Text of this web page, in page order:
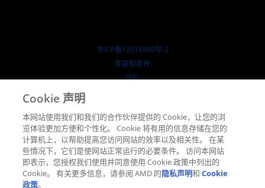
京ICP备12018899号-2
​条款和条件
隐私
公开公平竞争
英国税收策略
Cookie 政策
Cookie 设置
Cookie 声明
本网站使用我们和我们的合作伙伴提供的 Cookie，让您的浏
览体验更加方便和个性化。 Cookie 将有用的信息存储在您的
计算机上，以帮助提高您访问网站的效率以及相关性。 在某
些情况下，它们是使网站正常运行的必要条件。 访问本网站
即表示，您授权我们使用并同意使用 Cookie 政策中列出的
Cookie。 有关更多信息，请参阅 AMD 的隐私声明和Cookie
政策。